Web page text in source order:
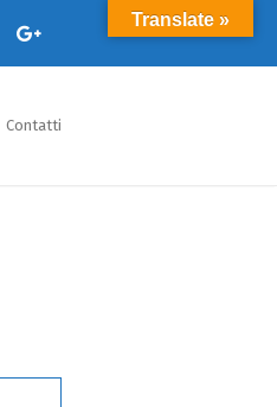
Contatti
Translate »